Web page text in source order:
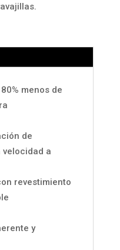
menos de
de
a
revestimiento
y